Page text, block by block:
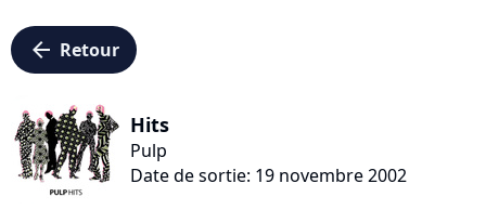
arrow_left Retour
Hits
Pulp
Date de sortie: 19 novembre 2002